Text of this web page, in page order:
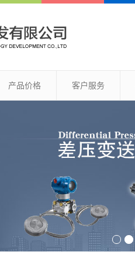
产品价格 客户服务